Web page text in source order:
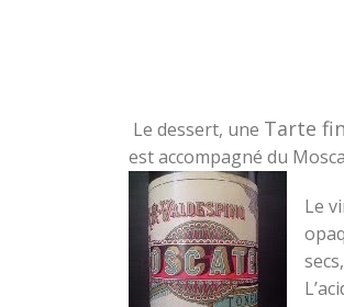
Le dessert, une Tarte
est accompagné du
Le